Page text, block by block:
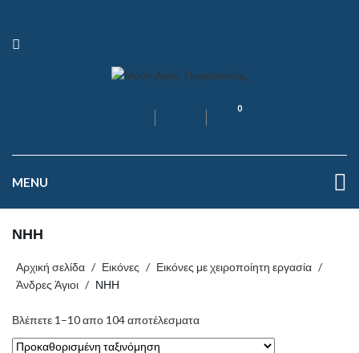
0
MENU
ΝΗΗ
Αρχική σελίδα / Εικόνες / Εικόνες με χειροποίητη εργασία /
Άνδρες Άγιοι / ΝΗΗ
Βλέπετε 1–10 απο 104 αποτέλεσματα